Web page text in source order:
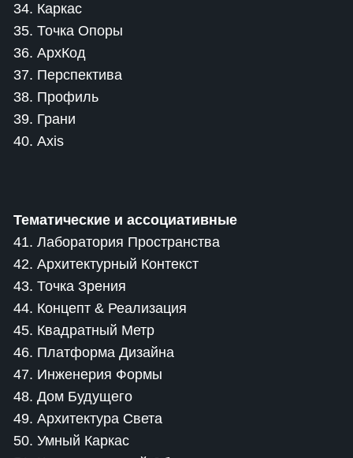
34. Каркас
35. Точка Опоры
36. АрхКод
37. Перспектива
38. Профиль
39. Грани
40. Axis
Тематические и ассоциативные
41. Лаборатория Пространства
42. Архитектурный Контекст
43. Точка Зрения
44. Концепт & Реализация
45. Квадратный Метр
46. Платформа Дизайна
47. Инженерия Формы
48. Дом Будущего
49. Архитектура Света
50. Умный Каркас